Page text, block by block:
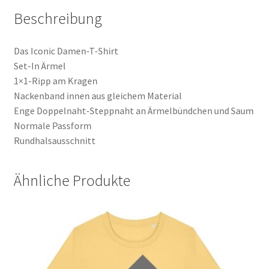
Beschreibung
Das Iconic Damen-T-Shirt
Set-In Ärmel
1×1-Ripp am Kragen
Nackenband innen aus gleichem Material
Enge Doppelnaht-Steppnaht an Ärmelbündchen und Saum
Normale Passform
Rundhalsausschnitt
Ähnliche Produkte